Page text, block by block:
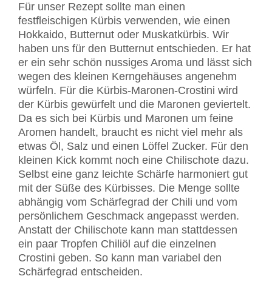
Für unser Rezept sollte man einen
festfleischigen Kürbis verwenden, wie einen
Hokkaido, Butternut oder Muskatkürbis. Wir
haben uns für den Butternut entschieden. Er hat
er ein sehr schön nussiges Aroma und lässt sich
wegen des kleinen Kerngehäuses angenehm
würfeln. Für die Kürbis-Maronen-Crostini wird
der Kürbis gewürfelt und die Maronen geviertelt.
Da es sich bei Kürbis und Maronen um feine
Aromen handelt, braucht es nicht viel mehr als
etwas Öl, Salz und einen Löffel Zucker. Für den
kleinen Kick kommt noch eine Chilischote dazu.
Selbst eine ganz leichte Schärfe harmoniert gut
mit der Süße des Kürbisses. Die Menge sollte
abhängig vom Schärfegrad der Chili und vom
persönlichem Geschmack angepasst werden.
Anstatt der Chilischote kann man stattdessen
ein paar Tropfen Chiliöl auf die einzelnen
Crostini geben. So kann man variabel den
Schärfegrad entscheiden.